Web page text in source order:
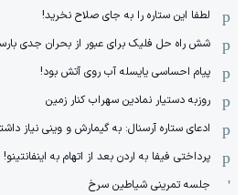
لطفا این ستاره را به جای صلاح نخرید!
شش راه حل فلیک برای عبور از بحران جدی
پیام احساسی یایسله آب روی آتش بود!
روزبه دستیار نمادین سهراب کنار زمین
ادعای ستاره آرسنال: به گیمارش و وینی نیاز
پرداختی فیفا به اردن بعد از اتهام به اینفانتینو!
جلسه تمرینی شیاطین سرخ